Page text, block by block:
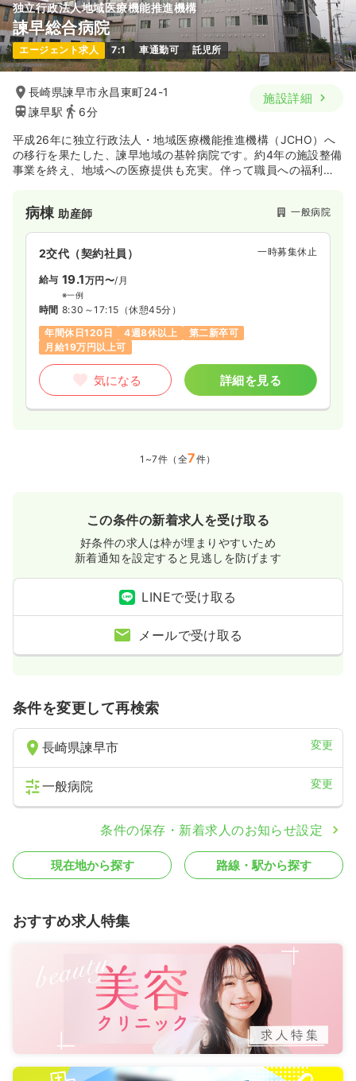
独立行政法人地域医療機能推進機構
諫早総合病院
エージェント求人 7:1 車通勤可 託児所
長崎県諫早市永昌東町24-1
諫早駅
6分
施設詳細
平成26年に独立行政法人・地域医療機能推進機構（JCHO）へ
の移行を果たした、諫早地域の基幹病院です。約4年の施設整備
事業を終え、地域への医療提供も充実。伴って職員への福利厚
病棟 助産師 一般病院
2交代（契約社員） 一時募集休止
給与 19.1万円〜/月
※一例
時間 8:30～17:15 （休憩45分）
年間休日120日
4週8休以上
第二新卒可
月給19万円以上可
気になる 詳細を見る
1~7件（全7件）
この条件の新着求人を受け取る
好条件の求人は枠が埋まりやすいため
新着通知を設定すると見逃しを防げます
LINEで受け取る
メールで受け取る
条件を変更して再検索
長崎県諫早市 変更
一般病院 変更
条件の保存・新着求人のお知らせ設定
現在地から探す 路線・駅から探す
おすすめ求人特集